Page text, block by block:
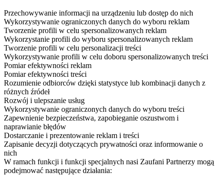
Przechowywanie informacji na urządzeniu lub dostęp do nich
Wykorzystywanie ograniczonych danych do wyboru reklam
Tworzenie profili w celu spersonalizowanych reklam
Wykorzystanie profili do wyboru spersonalizowanych reklam
Tworzenie profili w celu personalizacji treści
Wykorzystywanie profili w celu doboru spersonalizowanych treści
Pomiar efektywności reklam
Pomiar efektywności treści
Rozumienie odbiorców dzięki statystyce lub kombinacji danych z
różnych źródeł
Rozwój i ulepszanie usług
Wykorzystywanie ograniczonych danych do wyboru treści
Zapewnienie bezpieczeństwa, zapobieganie oszustwom i
naprawianie błędów
Dostarczanie i prezentowanie reklam i treści
Zapisanie decyzji dotyczących prywatności oraz informowanie o
nich
W ramach funkcji i funkcji specjalnych nasi Zaufani Partnerzy mogą
podejmować następujące działania: